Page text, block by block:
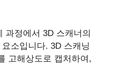
과정에서 3D 스캐너의
소입니다. 3D 스캐닝
고해상도로 캡처하여,